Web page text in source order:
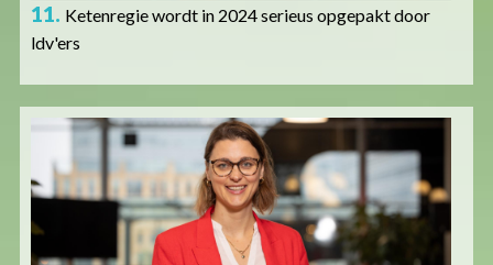
11. Ketenregie wordt in 2024 serieus opgepakt door
ldv'ers
Afbeelding